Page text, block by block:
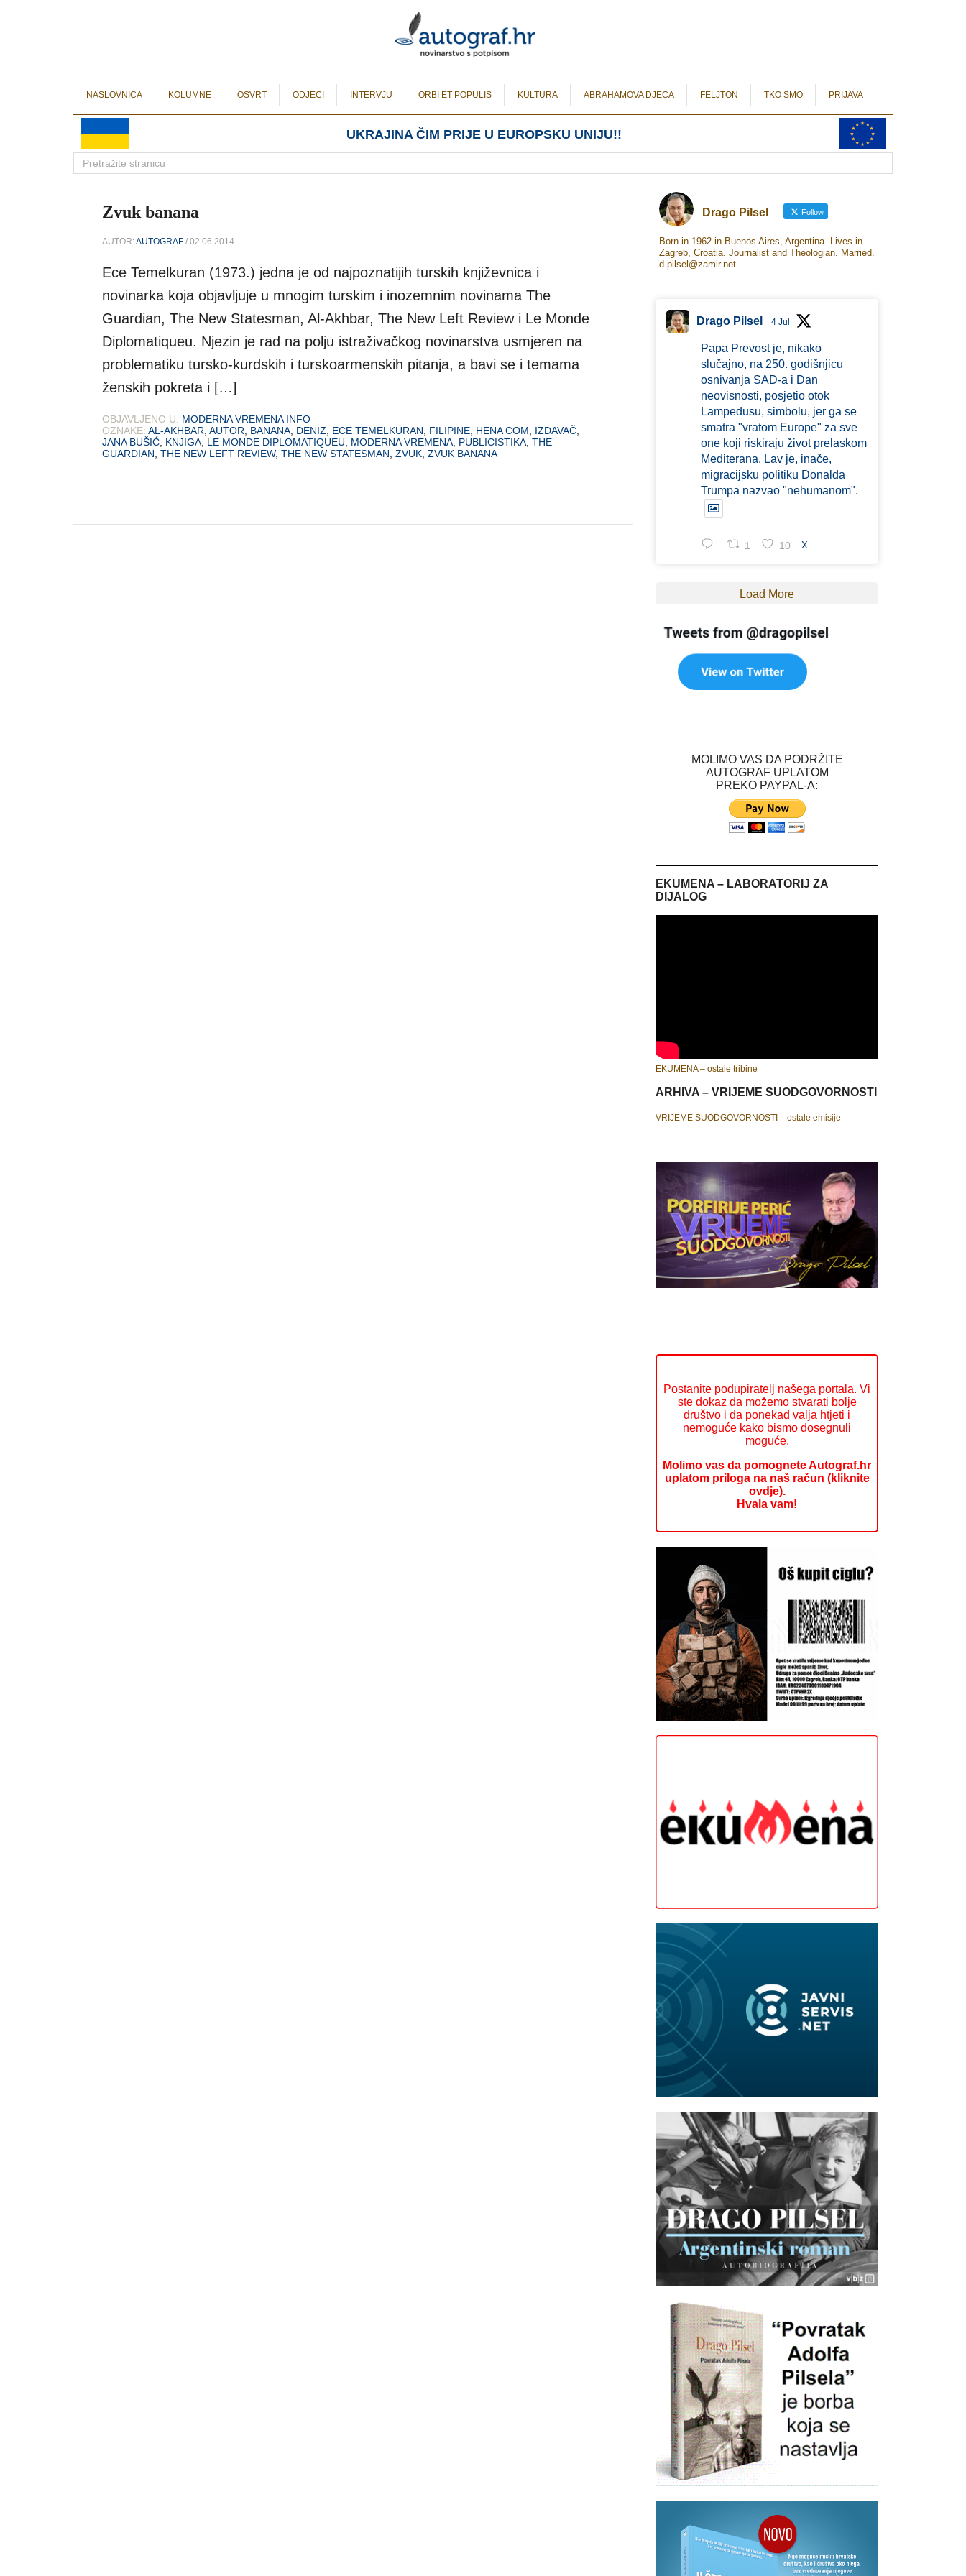
NASLOVNICA KOLUMNE OSVRT ODJECI INTERVJU ORBI ET POPULIS KULTURA ABRAHAMOVA DJECA FELJTON TKO SMO PRIJAVA
UKRAJINA ČIM PRIJE U EUROPSKU UNIJU!!
Zvuk banana
AUTOR:AUTOGRAF / 02.06.2014.
Ece Temelkuran (1973.) jedna je od najpoznatijih turskih književnica i
novinarka koja objavljuje u mnogim turskim i inozemnim novinama The
Guardian, The New Statesman, Al-Akhbar, The New Left Review i Le Monde
Diplomatiqueu. Njezin je rad na polju istraživačkog novinarstva usmjeren na
problematiku tursko-kurdskih i turskoarmenskih pitanja, a bavi se i temama
ženskih pokreta i […]
OBJAVLJENO U: MODERNA VREMENA INFO
OZNAKE: AL-AKHBAR AUTOR BANANA DENIZ ECE TEMELKURAN FILIPINE HENA COM IZDAVAČ
JANA BUŠIĆ KNJIGA LE MONDE DIPLOMATIQUEU MODERNA VREMENA PUBLICISTIKA THE
GUARDIAN THE NEW LEFT REVIEW, THE NEW STATESMAN ZVUK ZVUK BANANA
Drago Pilsel Follow
Born in 1962 in Buenos Aires, Argentina. Lives in
Zagreb, Croatia. Journalist and Theologian. Married.
d.pilsel@zamir.net
Drago Pilsel 4 Jul
Papa Prevost je, nikako
slučajno, na 250. godišnjicu
osnivanja SAD-a i Dan
neovisnosti, posjetio otok
Lampedusu, simbolu, jer ga se
smatra "vratom Europe" za sve
one koji riskiraju život prelaskom
Mediterana. Lav je, inače,
migracijsku politiku Donalda
Trumpa nazvao "nehumanom".
1 10 X
Load More
MOLIMO VAS DA PODRŽITE
AUTOGRAF UPLATOM
PREKO PAYPAL-A:
EKUMENA – LABORATORIJ ZA
DIJALOG
EKUMENA – ostale tribine
ARHIVA – VRIJEME SUODGOVORNOSTI
VRIJEME SUODGOVORNOSTI – ostale emisije
Postanite podupiratelj našega portala. Vi
ste dokaz da možemo stvarati bolje
društvo i da ponekad valja htjeti i
nemoguće kako bismo dosegnuli
moguće.
Molimo vas da pomognete Autograf.hr
uplatom priloga na naš račun (kliknite
ovdje).
Hvala vam!